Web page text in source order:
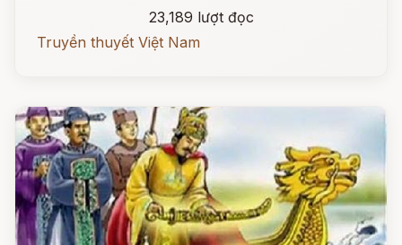
23,189 lượt đọc
Truyền thuyết Việt Nam